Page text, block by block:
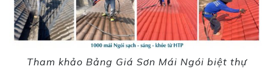
Tham khảo Bảng Giá Sơn Mái Ngói biệt thự